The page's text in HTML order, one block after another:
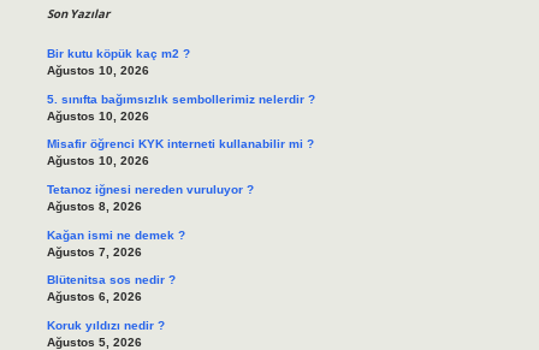
Son Yazılar
Bir kutu köpük kaç m2 ?
Ağustos 10, 2026
5. sınıfta bağımsızlık sembollerimiz nelerdir ?
Ağustos 10, 2026
Misafir öğrenci KYK interneti kullanabilir mi ?
Ağustos 10, 2026
Tetanoz iğnesi nereden vuruluyor ?
Ağustos 8, 2026
Kağan ismi ne demek ?
Ağustos 7, 2026
Blütenitsa sos nedir ?
Ağustos 6, 2026
Koruk yıldızı nedir ?
Ağustos 5, 2026